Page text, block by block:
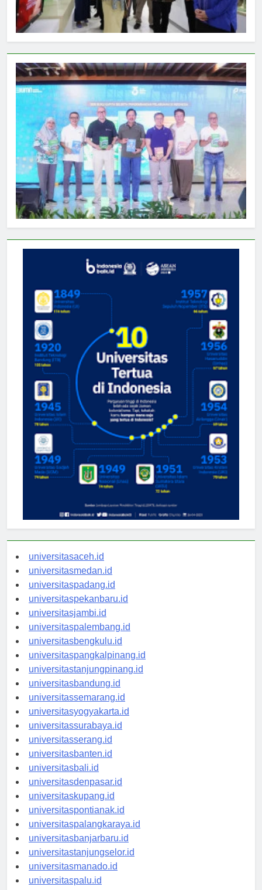
universitasaceh.id
universitasmedan.id
universitaspadang.id
universitaspekanbaru.id
universitasjambi.id
universitaspalembang.id
universitasbengkulu.id
universitaspangkalpinang.id
universitastanjungpinang.id
universitasbandung.id
universitassemarang.id
universitasyogyakarta.id
universitassurabaya.id
universitasserang.id
universitasbanten.id
universitasbali.id
universitasdenpasar.id
universitaskupang.id
universitaspontianak.id
universitaspalangkaraya.id
universitasbanjarbaru.id
universitastanjungselor.id
universitasmanado.id